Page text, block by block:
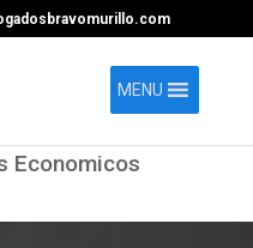
MENU
Economicos